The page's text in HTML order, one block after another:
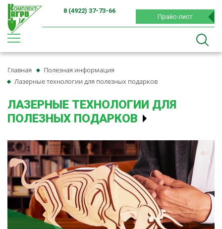
Прайс-лист
8 (4922) 37-73-66
Главная
Полезная информация
Лазерные технологии для полезных подарков
ЛАЗЕРНЫЕ ТЕХНОЛОГИИ ДЛЯ
ПОЛЕЗНЫХ ПОДАРКОВ